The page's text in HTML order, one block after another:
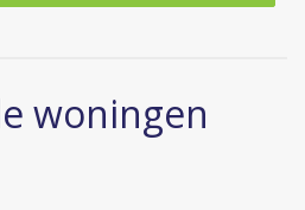
woningen